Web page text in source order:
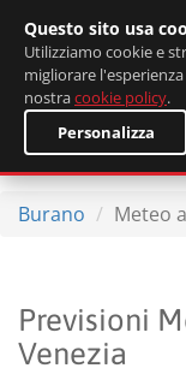
Burano Meteo
Previsioni
Venezia
Questo sito usa
Utilizziamo cookie e
migliorare
nostracookie policy.
Personalizza